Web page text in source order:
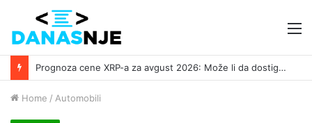
Prognoza cene XRP-a za avgust 2026: Može li da dostigne 1,50 dolara? ￼
Home / Automobili